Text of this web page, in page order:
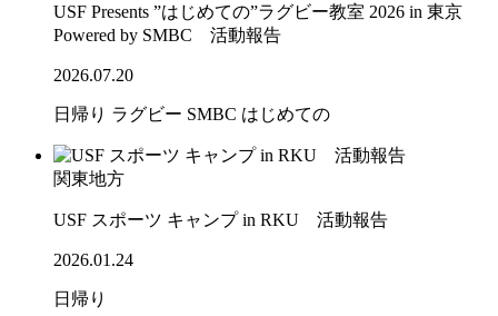
USF Presents ”はじめての”ラグビー教室 2026 in 東京
Powered by SMBC 活動報告
2026.07.20
日帰り ラグビー SMBC はじめての
関東地方
USF スポーツ キャンプ in RKU 活動報告
2026.01.24
日帰り